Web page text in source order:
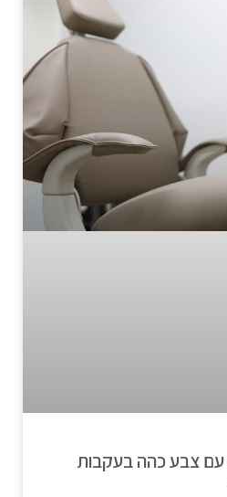
עם צבע כהה בעקבות